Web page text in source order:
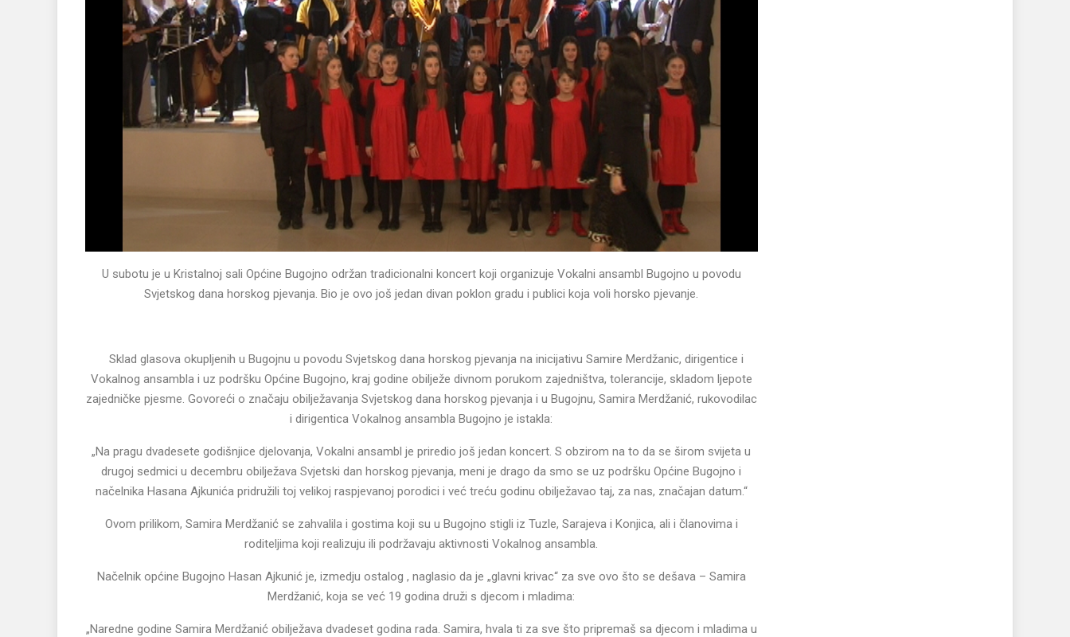
U subotu je u Kristalnoj sali Općine Bugojno održan tradicionalni koncert koji organizuje Vokalni ansambl Bugojno u povodu
Svjetskog dana horskog pjevanja. Bio je ovo još jedan divan poklon gradu i publici koja voli horsko pjevanje.
Sklad glasova okupljenih u Bugojnu u povodu Svjetskog dana horskog pjevanja na inicijativu Samire Merdžanic, dirigentice i
Vokalnog ansambla i uz podršku Općine Bugojno, kraj godine obilježe divnom porukom zajedništva, tolerancije, skladom ljepote
zajedničke pjesme. Govoreći o značaju obilježavanja Svjetskog dana horskog pjevanja i u Bugojnu, Samira Merdžanić, rukovodilac
i dirigentica Vokalnog ansambla Bugojno je istakla:
„Na pragu dvadesete godišnjice djelovanja, Vokalni ansambl je priredio još jedan koncert. S obzirom na to da se širom svijeta u
drugoj sedmici u decembru obilježava Svjetski dan horskog pjevanja, meni je drago da smo se uz podršku Općine Bugojno i
načelnika Hasana Ajkunića pridružili toj velikoj raspjevanoj porodici i već treću godinu obilježavao taj, za nas, značajan datum.“
Ovom prilikom, Samira Merdžanić se zahvalila i gostima koji su u Bugojno stigli iz Tuzle, Sarajeva i Konjica, ali i članovima i
roditeljima koji realizuju ili podržavaju aktivnosti Vokalnog ansambla.
Načelnik općine Bugojno Hasan Ajkunić je, izmedju ostalog , naglasio da je „glavni krivac“ za sve ovo što se dešava – Samira
Merdžanić, koja se već 19 godina druži s djecom i mladima:
„Naredne godine Samira Merdžanić obilježava dvadeset godina rada. Samira, hvala ti za sve što pripremaš sa djecom i mladima u